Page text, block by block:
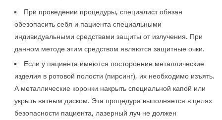
При проведении процедуры, специалист обязан
обезопасить себя и пациента специальными
индивидуальными средствами защиты от излучения. При
данном методе этим средством являются защитные очки.
Если у пациента имеются посторонние металлические
изделия в ротовой полости (пирсинг), их необходимо изъять.
А металлические коронки накрыть специальной капой или
укрыть ватным диском. Эта процедура выполняется в целях
безопасности пациента, лазерный луч не должен